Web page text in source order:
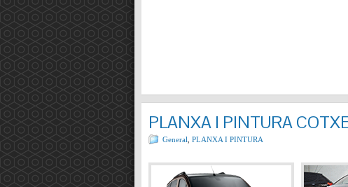
PLANXA I PINTURA
General PLANXA I PINTURA